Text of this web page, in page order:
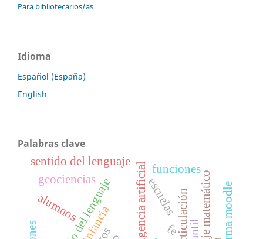
Para bibliotecarios/as
Idioma
Español (España)
English
Palabras clave
inteligencia artificial articulación
sentido del lenguaje
fe
geociencias
alumnos escuelas
funciones